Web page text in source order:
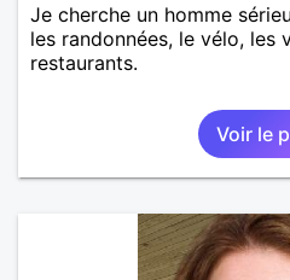
Je cherche un homme
les randonnées, le vélo, les
restaurants.
Voir le